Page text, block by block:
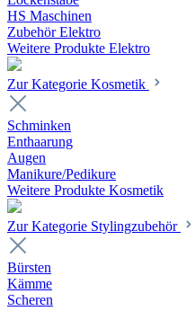
HS Maschinen
Zubehör Elektro
Weitere Produkte Elektro
Zur Kategorie Kosmetik
Schminken
Enthaarung
Augen
Manikure/Pedikure
Weitere Produkte Kosmetik
Zur Kategorie Stylingzubehör
Bürsten
Kämme
Scheren